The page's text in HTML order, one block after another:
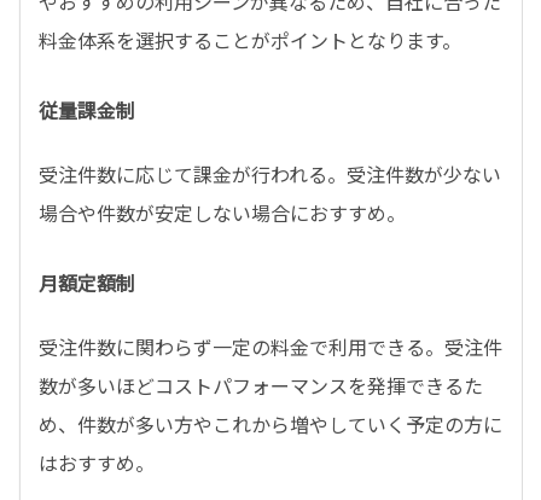
料金体系を選択することがポイントとなります。
従量課金制
受注件数に応じて課金が行われる。受注件数が少ない
場合や件数が安定しない場合におすすめ。
月額定額制
受注件数に関わらず一定の料金で利用できる。受注件
数が多いほどコストパフォーマンスを発揮できるた
め、件数が多い方やこれから増やしていく予定の方に
はおすすめ。